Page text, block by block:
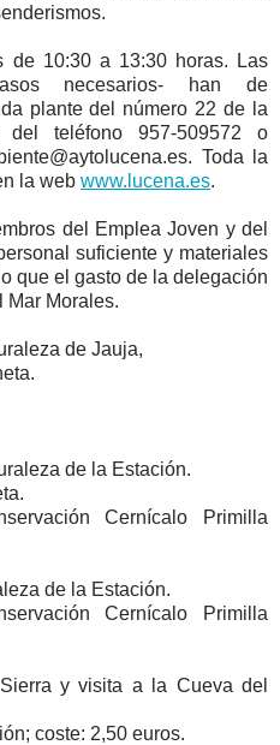
de 10:30 a 13:30 horas. Las
necesarios- han de
plante del número 22 de la
teléfono 957-509572 o
Toda la
la web www.lucena.es.
del Emplea Joven y del
suficiente y materiales
que el gasto de la delegación
Mar Morales.
de Jauja,
de la Estación.
Cernícalo Primilla
de la Estación.
Cernícalo Primilla
y visita a la Cueva del
coste: 2,50 euros.